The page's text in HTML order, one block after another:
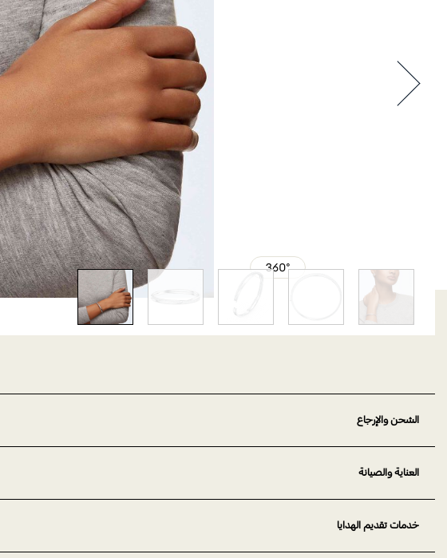
الشحن والإرجاع
العناية والصيانة
خدمات تقديم الهدايا